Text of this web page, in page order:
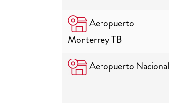
Aeropuerto
Monterrey TB
Aeropuerto Nacional